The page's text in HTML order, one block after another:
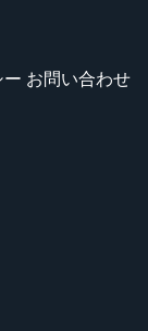
ー お問い合わせ